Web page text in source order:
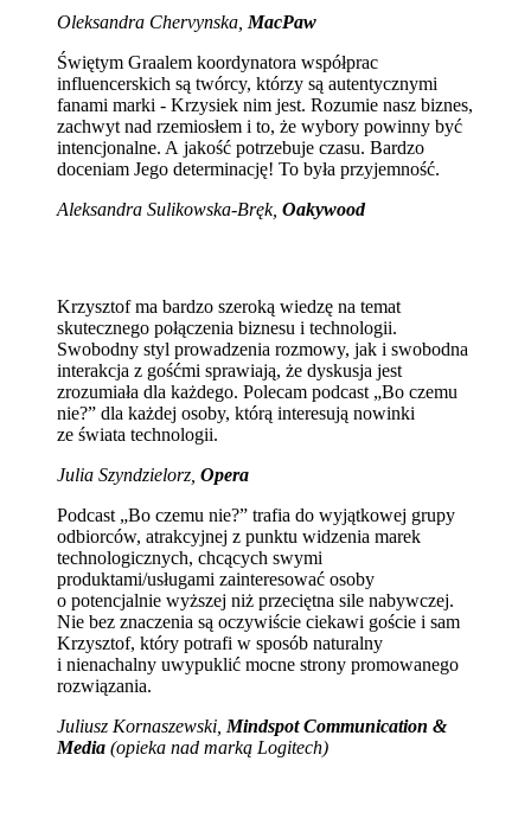
Oleksandra Chervynska, MacPaw
Świętym Graalem koordynatora współprac
influencerskich są twórcy, którzy są autentycznymi
fanami marki - Krzysiek nim jest. Rozumie nasz biznes,
zachwyt nad rzemiosłem i to, że wybory powinny być
intencjonalne. A jakość potrzebuje czasu. Bardzo
doceniam Jego determinację! To była przyjemność.
Aleksandra Sulikowska-Bręk, Oakywood
Krzysztof ma bardzo szeroką wiedzę na temat
skutecznego połączenia biznesu i technologii.
Swobodny styl prowadzenia rozmowy, jak i swobodna
interakcja z gośćmi sprawiają, że dyskusja jest
zrozumiała dla każdego. Polecam podcast „Bo czemu
nie?” dla każdej osoby, którą interesują nowinki
ze świata technologii.
Julia Szyndzielorz, Opera
Podcast „Bo czemu nie?” trafia do wyjątkowej grupy
odbiorców, atrakcyjnej z punktu widzenia marek
technologicznych, chcących swymi
produktami/usługami zainteresować osoby
o potencjalnie wyższej niż przeciętna sile nabywczej.
Nie bez znaczenia są oczywiście ciekawi goście i sam
Krzysztof, który potrafi w sposób naturalny
i nienachalny uwypuklić mocne strony promowanego
rozwiązania.
Juliusz Kornaszewski, Mindspot Communication &
Media (opieka nad marką Logitech)